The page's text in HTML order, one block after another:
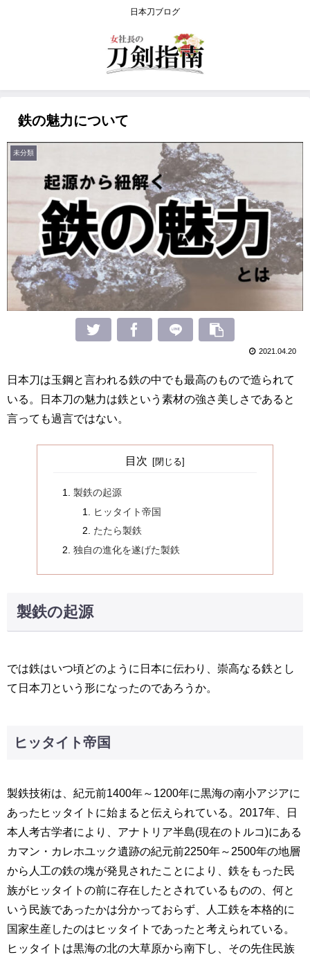
日本刀ブログ
鉄の魅力について
未分類
2021.04.20
日本刀は玉鋼と言われる鉄の中でも最高のもので造られて
いる。日本刀の魅力は鉄という素材の強さ美しさであると
言っても過言ではない。
目次
製鉄の起源
ヒッタイト帝国
たたら製鉄
独自の進化を遂げた製鉄
製鉄の起源
では鉄はいつ頃どのように日本に伝わり、崇高なる鉄とし
て日本刀という形になったのであろうか。
ヒッタイト帝国
製鉄技術は、紀元前1400年～1200年に黒海の南小アジアに
あったヒッタイトに始まると伝えられている。2017年、日
本人考古学者により、アナトリア半島(現在のトルコ)にある
カマン・カレホユック遺跡の紀元前2250年～2500年の地層
から人工の鉄の塊が発見されたことにより、鉄をもった民
族がヒッタイトの前に存在したとされているものの、何と
いう民族であったかは分かっておらず、人工鉄を本格的に
国家生産したのはヒッタイトであったと考えられている。
ヒッタイトは黒海の北の大草原から南下し、その先住民族